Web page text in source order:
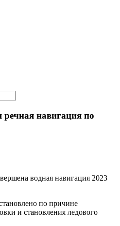
навигация по
водная навигация 2023
по причине
и становления ледового